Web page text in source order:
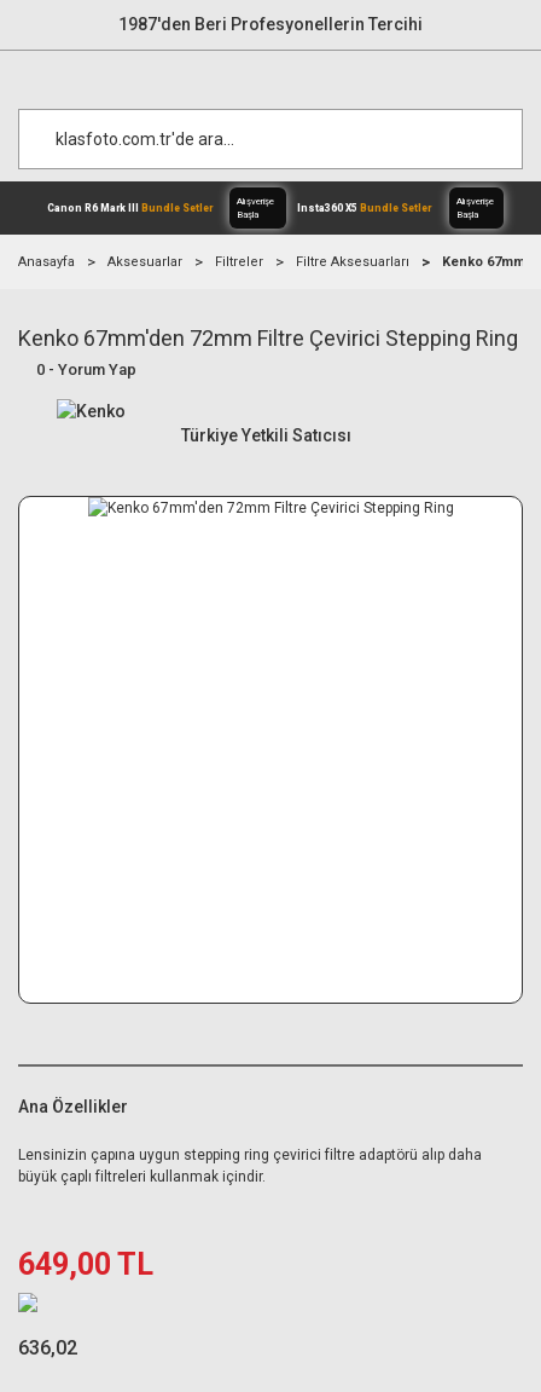
1987'den Beri Profesyonellerin Tercihi
Canon R6 Mark IIIBundle Setler
Alışverişe
Anasayfa Aksesuarlar Filtreler Filtre Aksesuarları Kenko
Kenko 67mm'den 72mm Filtre Çevirici Stepping Ring
0 - Yorum Yap
Türkiye Yetkili Satıcısı
Ana Özellikler
Lensinizin çapına uygun stepping ring çevirici filtre adaptörü alıp daha
büyük çaplı filtreleri kullanmak içindir.
649,00 TL
636,02